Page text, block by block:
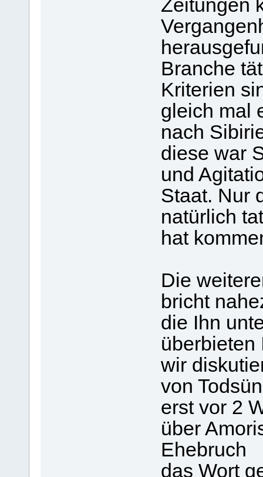
Zeitungen
Branche
Kriterien
gleich mal
nach
diese war
und
Staat. Nur
natürlich
hat
Die
bricht
die Ihn
überbieten
wir
von
erst vor 2
über
Ehebruch
das Wort